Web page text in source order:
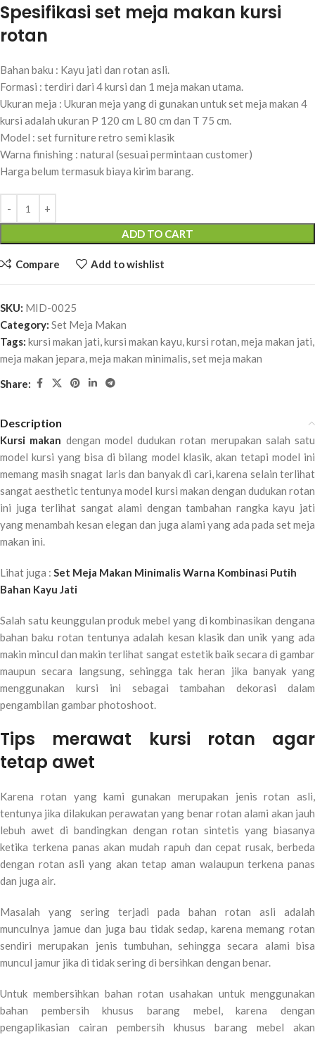
Spesifikasi set meja makan kursi
rotan
Bahan baku : Kayu jati dan rotan asli.
Formasi : terdiri dari 4 kursi dan 1 meja makan utama.
Ukuran meja : Ukuran meja yang di gunakan untuk set meja makan 4
kursi adalah ukuran P 120 cm L 80 cm dan T 75 cm.
Model : set furniture retro semi klasik
Warna finishing : natural (sesuai permintaan customer)
Harga belum termasuk biaya kirim barang.
ADD TO CART
Compare Add to wishlist
SKU: MID-0025
Category: Set Meja Makan
Tags: kursi makan jati,kursi makan kayu,kursi rotan,meja makan jati,
meja makan jepara,meja makan minimalis,set meja makan
Share:
Description
Kursi makan dengan model dudukan rotan merupakan salah satu
model kursi yang bisa di bilang model klasik, akan tetapi model ini
memang masih snagat laris dan banyak di cari, karena selain terlihat
sangat aesthetic tentunya model kursi makan dengan dudukan rotan
ini juga terlihat sangat alami dengan tambahan rangka kayu jati
yang menambah kesan elegan dan juga alami yang ada pada set meja
makan ini.
Lihat juga : Set Meja Makan Minimalis Warna Kombinasi Putih
Bahan Kayu Jati
Salah satu keunggulan produk mebel yang di kombinasikan dengana
bahan baku rotan tentunya adalah kesan klasik dan unik yang ada
makin mincul dan makin terlihat sangat estetik baik secara di gambar
maupun secara langsung, sehingga tak heran jika banyak yang
menggunakan kursi ini sebagai tambahan dekorasi dalam
pengambilan gambar photoshoot.
Tips merawat kursi rotan agar
tetap awet
Karena rotan yang kami gunakan merupakan jenis rotan asli,
tentunya jika dilakukan perawatan yang benar rotan alami akan jauh
lebuh awet di bandingkan dengan rotan sintetis yang biasanya
ketika terkena panas akan mudah rapuh dan cepat rusak, berbeda
dengan rotan asli yang akan tetap aman walaupun terkena panas
dan juga air.
Masalah yang sering terjadi pada bahan rotan asli adalah
munculnya jamue dan juga bau tidak sedap, karena memang rotan
sendiri merupakan jenis tumbuhan, sehingga secara alami bisa
muncul jamur jika di tidak sering di bersihkan dengan benar.
Untuk membersihkan bahan rotan usahakan untuk menggunakan
bahan pembersih khusus barang mebel, karena dengan
pengaplikasian cairan pembersih khusus barang mebel akan